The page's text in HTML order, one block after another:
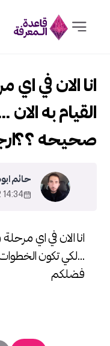
انا الان في اي
...لكي تكون
فضلكم
انا الان في
القيام به
صحيحه
حاتم
14:34 2022-Oct-04